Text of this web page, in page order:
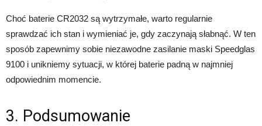
Choć baterie CR2032 są wytrzymałe, warto regularnie
sprawdzać ich stan i wymieniać je, gdy zaczynają słabnąć. W ten
sposób zapewnimy sobie niezawodne zasilanie maski Speedglas
9100 i unikniemy sytuacji, w której baterie padną w najmniej
odpowiednim momencie.
3. Podsumowanie